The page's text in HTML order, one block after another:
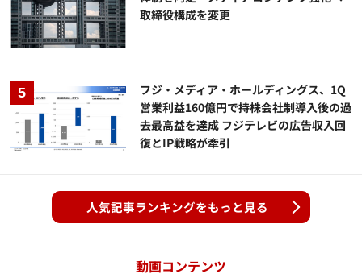
取締役構成を変更
フジ・メディア・ホールディングス、1Q
営業利益160億円で持株会社制導入後の過
去最高益を達成 フジテレビの広告収入回
復とIP戦略が牽引
人気記事ランキングをもっと見る
動画コンテンツ